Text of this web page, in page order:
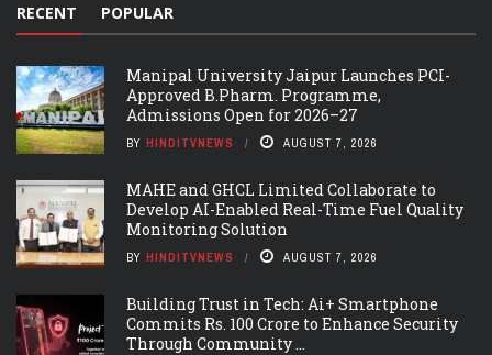
RECENT POPULAR
Manipal University Jaipur Launches PCI-
Approved B.Pharm. Programme,
Admissions Open for 2026–27
BY HINDITVNEWS AUGUST 7, 2026
MAHE and GHCL Limited Collaborate to
Develop AI-Enabled Real-Time Fuel Quality
Monitoring Solution
BY HINDITVNEWS AUGUST 7, 2026
Building Trust in Tech: Ai+ Smartphone
Commits Rs. 100 Crore to Enhance Security
Through Community ...